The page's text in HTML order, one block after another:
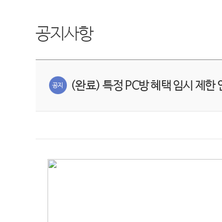
공지사항
(완료) 특정 PC방 혜택 임시 제한